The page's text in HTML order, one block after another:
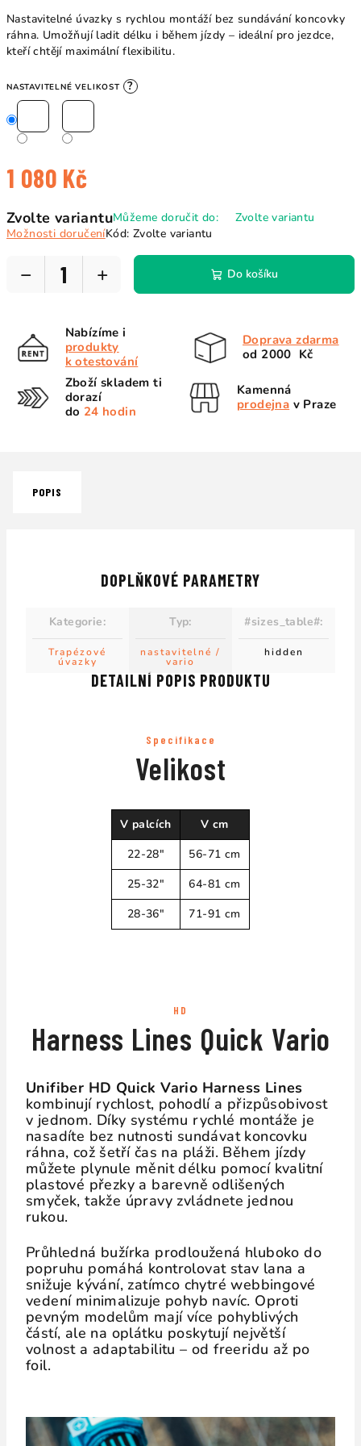
Nastavitelné úvazky s rychlou montáží bez sundávání koncovky
ráhna. Umožňují ladit délku i během jízdy – ideální pro jezdce,
kteří chtějí maximální flexibilitu.
NASTAVITELNÉ VELIKOST ?
1 080 Kč
cena:
Zvolte variantuMůžeme doručit do:
Zvolte variantu
Možnosti doručeníKód: Zvolte variantu
+
− Do košíku
Nabízíme i
produkty
k otestování
Doprava zdarma
od 2000 Kč
Zboží skladem ti
dorazí
do 24 hodin
Kamenná
prodejna v Praze
POPIS
DETAILNÍ POPIS PRODUKTU
Specifikace
Velikost
V palcích
V cm
22-28"
56-71 cm
25-32"
64-81 cm
28-36"
71-91 cm
HD
Harness Lines Quick Vario
Unifiber HD Quick Vario Harness Lines
kombinují rychlost, pohodlí a přizpůsobivost
v jednom. Díky systému rychlé montáže je
nasadíte bez nutnosti sundávat koncovku
ráhna, což šetří čas na pláži. Během jízdy
můžete plynule měnit délku pomocí kvalitní
plastové přezky a barevně odlišených
smyček, takže úpravy zvládnete jednou
rukou.
Průhledná bužírka prodloužená hluboko do
popruhu pomáhá kontrolovat stav lana a
snižuje kývání, zatímco chytré webbingové
vedení minimalizuje pohyb navíc. Oproti
pevným modelům mají více pohyblivých
částí, ale na oplátku poskytují největší
volnost a adaptabilitu – od freeridu až po
foil.
DOPLŇKOVÉ PARAMETRY
Kategorie:
Trapézové
úvazky
Typ:
nastavitelné /
vario
#sizes_table#:
hidden